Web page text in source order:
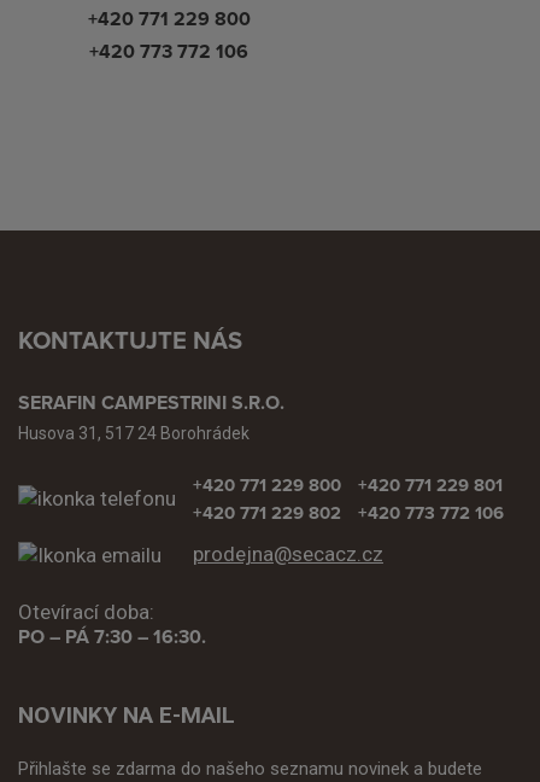
+420 771 229 800
+420 773 772 106
KONTAKTUJTE NÁS
SERAFIN CAMPESTRINI S.R.O.
Husova 31, 517 24 Borohrádek
+420 771 229 800
+420 771 229 802
+420 771 229 801
+420 773 772 106
prodejna@secacz.cz
Otevírací doba:
PO – PÁ 7:30 – 16:30.
NOVINKY NA E-MAIL
Přihlašte se zdarma do našeho seznamu novinek a budete